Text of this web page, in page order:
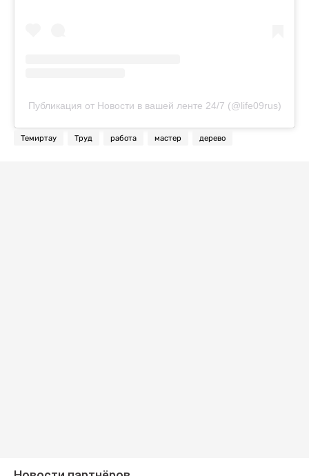
Публикация от Новости в вашей ленте 24/7 (@life09rus)
Темиртау Труд работа мастер дерево